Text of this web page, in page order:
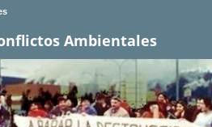
Ambientales